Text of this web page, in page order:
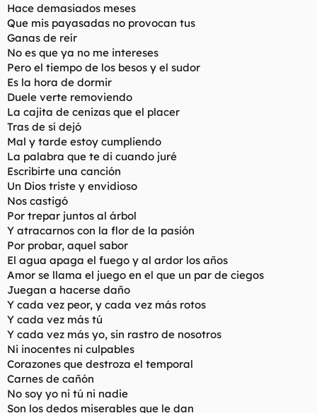
Hace demasiados meses
Que mis payasadas no provocan tus
Ganas de reír
No es que ya no me intereses
Pero el tiempo de los besos y el sudor
Es la hora de dormir
Duele verte removiendo
La cajita de cenizas que el placer
Tras de sí dejó
Mal y tarde estoy cumpliendo
La palabra que te di cuando juré
Escribirte una canción
Un Dios triste y envidioso
Nos castigó
Por trepar juntos al árbol
Y atracarnos con la flor de la pasión
Por probar, aquel sabor
El agua apaga el fuego y al ardor los años
Amor se llama el juego en el que un par de ciegos
Juegan a hacerse daño
Y cada vez peor, y cada vez más rotos
Y cada vez más tú
Y cada vez más yo, sin rastro de nosotros
Ni inocentes ni culpables
Corazones que destroza el temporal
Carnes de cañón
No soy yo ni tú ni nadie
Son los dedos miserables que le dan